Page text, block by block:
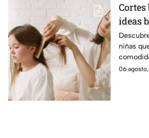
ideas
niñas
opciones
06